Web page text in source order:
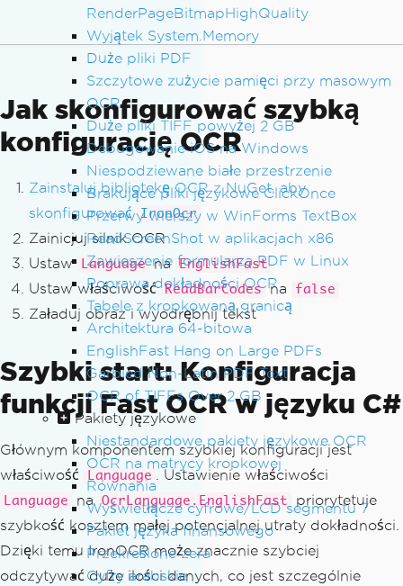
RenderPageBitmapHighQuality
Wyjątek System.Memory
Duże pliki PDF
Szczytowe zużycie pamięci przy masowym
OCR
Duże pliki TIFF powyżej 2 GB
Debugowanie iOS na Windows
Niespodziewane białe przestrzenie
Brakujące pliki językowe ClickOnce
Przerwy wierszy w WinForms TextBox
ReadScreenShot w aplikacjach x86
Zawieszenie formularza PDF w Linux
Poprawa dokładności OCR
Tabele z kropkowaną granicą
Architektura 64-bitowa
EnglishFast Hang on Large PDFs
Garbled Non-Latin PDF Text
OCR of TIFFs Over 2 GB
Pakiety językowe
Niestandardowe pakiety językowe OCR
OCR na matrycy kropkowej
Równania
Wyświetłącze cyfrowe/LCD segmentu 7
Pakiet języka finansowego
Przekreślone zera
Cyfry arabskie
Jak skonfigurować szybką
konfigurację OCR
Zainstaluj bibliotekę OCR z NuGet, aby
skonfigurować IronOcr
Zainicjuj silnik OCR
Ustaw
Language na EnglishFast
Ustaw właściwość ReadBarCodes na false
Załaduj obraz i wyodrębnij tekst
Szybki start: Konfiguracja
funkcji Fast OCR w języku C#
Głównym komponentem szybkiej konfiguracji jest
właściwość
Language . Ustawienie właściwości
Language na OcrLanguage.EnglishFast
priorytetuje
szybkość kosztem małej potencjalnej utraty dokładności.
Dzięki temu IronOCR może znacznie szybciej
odczytywać duże ilości danych, co jest szczególnie